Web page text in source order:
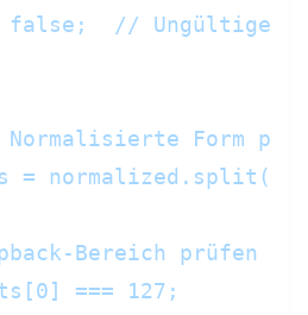
false;  // Ungültige
Normalisierte Form
= normalized.split('
Bereich prüfen
=== 127;